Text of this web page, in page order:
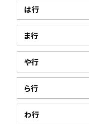
は行
ま行
や行
ら行
わ行